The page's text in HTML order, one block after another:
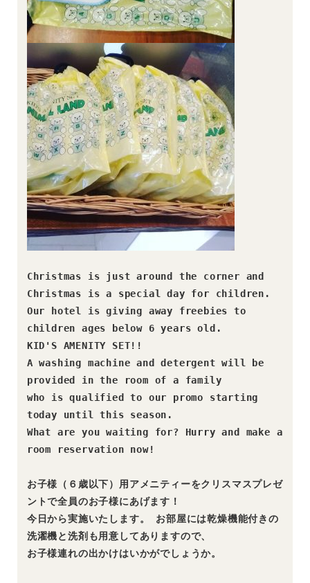
Christmas is just around the corner and
Christmas is a special day for children.
Our hotel is giving away freebies to
KID'S AMENITY SET!!
A washing machine and detergent will be
provided in the room of a family
who is qualified to our promo starting
today until this season.
What are you waiting for? Hurry and make a
room reservation now!
お子様（６歳以下）用アメニティーをクリスマスプレゼ
ントで全員のお子様にあげます！
今日から実施いたします。 お部屋には乾燥機能付きの
洗濯機と洗剤も用意してありますので、